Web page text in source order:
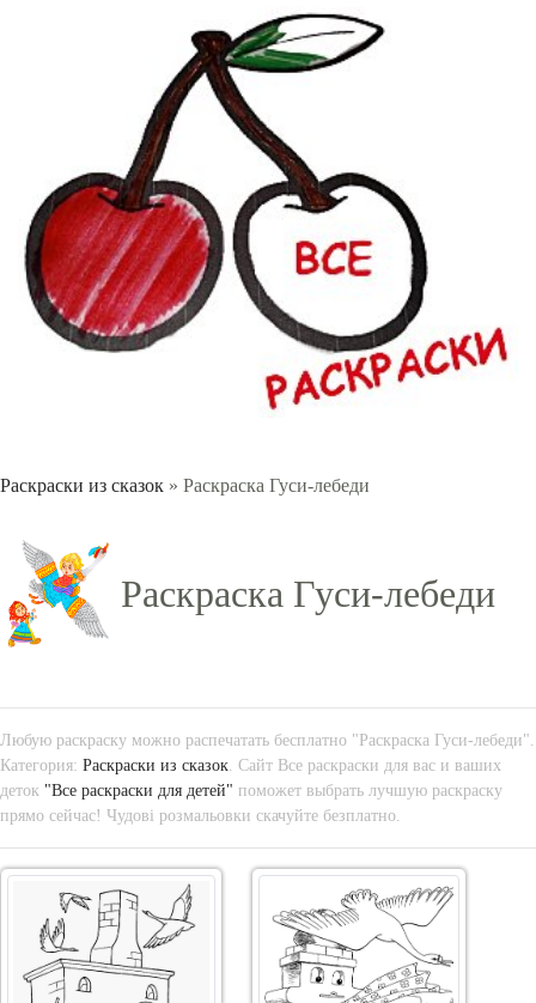
Раскраски из сказок » Раскраска Гуси-лебеди
Раскраска Гуси-лебеди
Любую раскраску можно распечатать бесплатно "Раскраска Гуси-лебеди".
Категория: Раскраски из сказок . Сайт Все раскраски для вас и ваших
деток "Все раскраски для детей" поможет выбрать лучшую раскраску
прямо сейчас! Чудові розмальовки скачуйте безплатно.